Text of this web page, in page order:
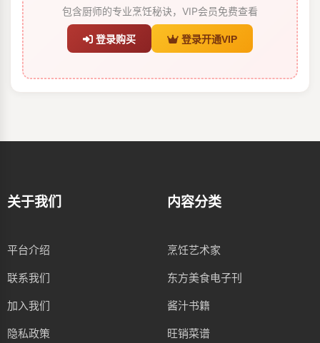
包含厨师的专业烹饪秘诀，VIP会员免费查看
登录购买 登录开通VIP
关于我们
平台介绍
联系我们
加入我们
隐私政策
内容分类
烹饪艺术家
东方美食电子刊
酱汁书籍
旺销菜谱